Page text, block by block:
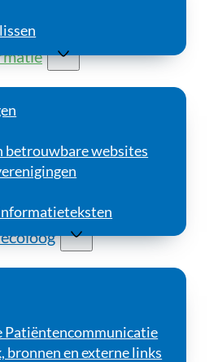
betrouwbare websites
Patiëntencommunicatie
bronnen en externe links